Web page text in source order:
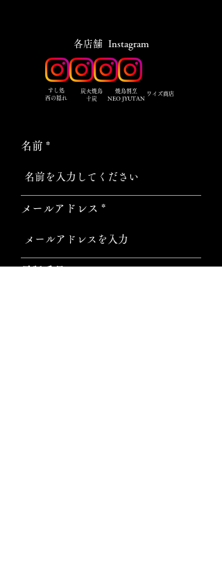
​各店舗 Instagram
​すし処
西の隠れ
炭火焼鳥
十炭
焼鳥割烹
NEO JYUTAN
ワイズ商店
名前
メールアドレス